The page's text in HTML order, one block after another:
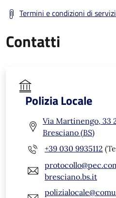
Termini e condizioni di
Contatti
Polizia Locale
Via Martinengo, 33
Bresciano (BS)
+39 030 9935112
bresciano.bs.it